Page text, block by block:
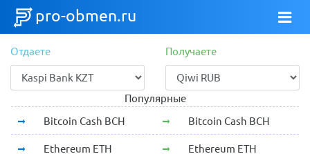
pro-obmen.ru
Отдаете Получаете
Популярные
Bitcoin Cash BCH
Bitcoin Cash BCH
Ethereum ETH Ethereum ETH